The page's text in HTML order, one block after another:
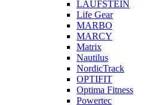
LAUFSTEIN
Life Gear
MARBO
MARCY
Matrix
Nautilus
NordicTrack
OPTIFIT
Optima Fitness
Powertec